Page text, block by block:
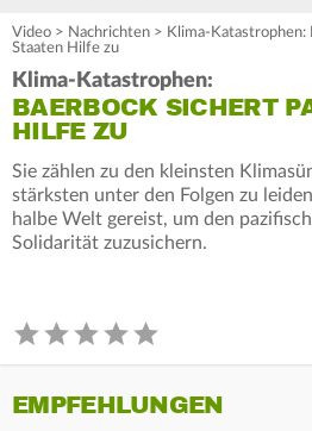
Video > Nachrichten > Klima-Katastrophen:
Staaten Hilfe zu
Klima-Katastrophen:
BAERBOCK SICHERT
HILFE ZU
Sie zählen zu den kleinsten
stärksten unter den Folgen zu
halbe Welt gereist, um den
Solidarität zuzusichern.
EMPFEHLUNGEN